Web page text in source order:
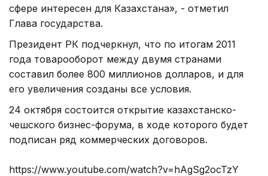
сфере интересен для Казахстана», - отметил
Глава государства.
Президент РК подчеркнул, что по итогам 2011
года товарооборот между двумя странами
составил более 800 миллионов долларов, и для
его увеличения созданы все условия.
24 октября состоится открытие казахстанско-
чешского бизнес-форума, в ходе которого будет
подписан ряд коммерческих договоров.
https://www.youtube.com/watch?v=hAgSg2ocTzY